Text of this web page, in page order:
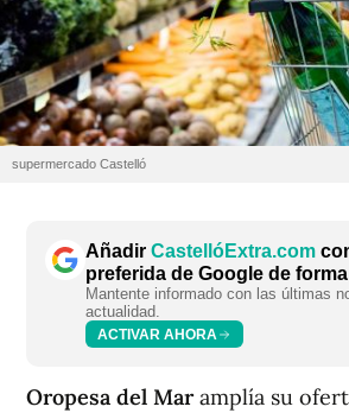
supermercado Castelló
Añadir CastellóExtra.com
preferida de Google de
Mantente informado con las últimas
actualidad.
ACTIVAR AHORA
Oropesa del Maramplía su